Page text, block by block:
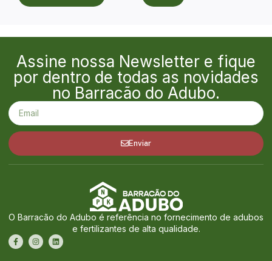
Assine nossa Newsletter e fique
por dentro de todas as novidades
no Barracão do Adubo.
Enviar
O Barracão do Adubo é referência no fornecimento de adubos
e fertilizantes de alta qualidade.